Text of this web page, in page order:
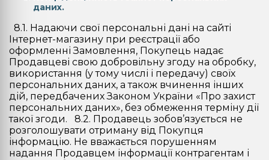
даних.
8.1. Надаючи свої персональні дані на сайті
Інтернет-магазину при реєстрації або
оформленні Замовлення, Покупець надає
Продавцеві свою добровільну згоду на обробку,
використання (у тому числі і передачу) своїх
персональних даних, а також вчинення інших
дій, передбачених Законом України «Про захист
персональних даних», без обмеження терміну дії
такої згоди. 8.2. Продавець зобов’язується не
розголошувати отриману від Покупця
інформацію. Не вважається порушенням
надання Продавцем інформації контрагентам і